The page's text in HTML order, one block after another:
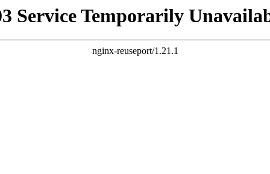
Service Temporarily
nginx-reuseport/1.21.1